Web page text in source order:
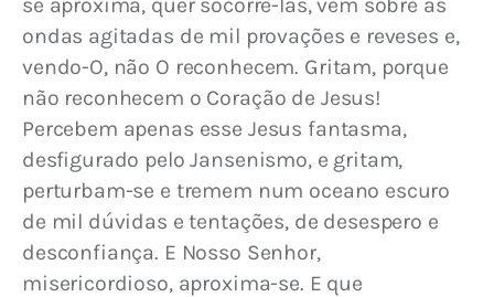
ondas agitadas de mil provações e reveses e,
vendo-O, não O reconhecem. Gritam, porque
não reconhecem o Coração de Jesus!
Percebem apenas esse Jesus fantasma,
desfigurado pelo Jansenismo, e gritam,
perturbam-se e tremem num oceano escuro
de mil dúvidas e tentações, de desespero e
desconfiança. E Nosso Senhor,
misericordioso, aproxima-se. E que